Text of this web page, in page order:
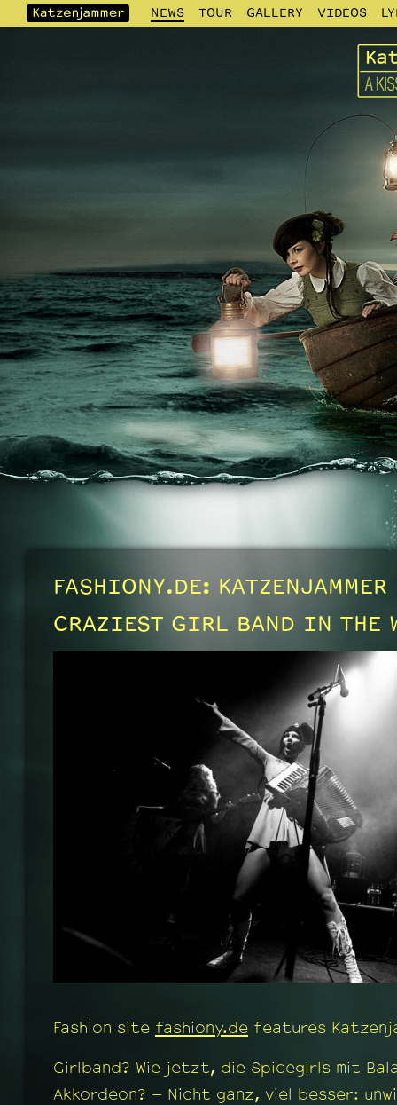
NEWS TOUR GALLERY VIDEOS
FASHIONY.DE:
CRAZIEST GIRL BAND IN THE
Fashion site fashiony.de features
Girlband? Wie jetzt, die Spicegirls mit
Akkordeon? – Nicht ganz, viel besser: